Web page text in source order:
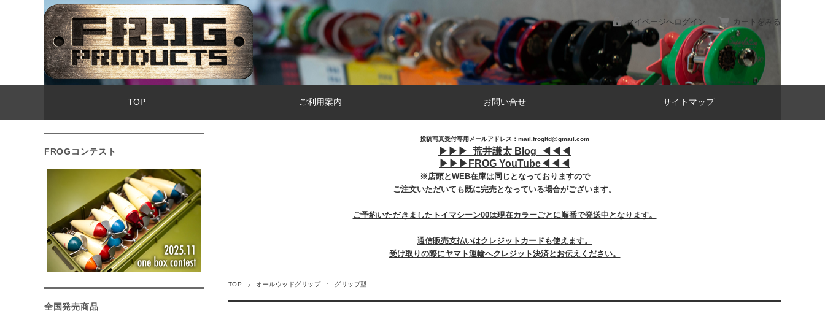
マイページへログイン カートをみる
TOP ご利用案内 お問い合せ サイトマップ
投稿写真受付専用メールアドレス：mail.frogltd@gmail.com
▶︎ ▶︎ ▶︎ 荒井謙太 Blog ◀︎ ◀︎ ◀︎
▶︎ ▶︎ ▶︎ FROG YouTube◀︎ ◀︎ ◀︎
※店頭とWEB在庫は同じとなっておりますので
ご注文いただいても既に完売となっている場合がございます。
ご予約いただきましたトイマシーン00は現在カラーごとに順番で発送中となります。
通信販売支払いはクレジットカードも使えます。
受け取りの際にヤマト運輸へクレジット決済とお伝えください。
TOP オールウッドグリップ グリップ型
FROGコンテスト
全国発売商品